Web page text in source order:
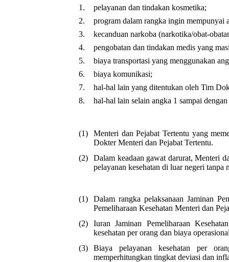
1.
pelayanan dan tindakan kosmetika;
2.
program dalam rangka ingin mempunyai
3.
kecanduan narkoba (narkotika/obat-
4.
pengobatan dan tindakan medis yang
5.
biaya transportasi yang menggunakan
6.
biaya komunikasi;
7.
hal-hal lain yang ditentukan oleh Tim
8.
hal-hal lain selain angka 1 sampai
(1)
Menteri dan Pejabat Tertentu yang
Dokter Menteri dan Pejabat Tertentu.
(2)
Dalam keadaan gawat darurat, Menteri
pelayanan kesehatan di luar negeri tanpa
(1)
Dalam rangka pelaksanaan Jaminan
Pemeliharaan Kesehatan Menteri dan
(2)
Iuran Jaminan Pemeliharaan
kesehatan per orang dan biaya
(3)
Biaya pelayanan kesehatan per
memperhitungkan tingkat deviasi dan